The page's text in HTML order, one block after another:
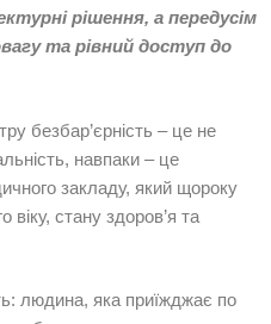
рішення, а передусім
та рівний доступ до
безбар’єрність – це не
навпаки – це
закладу, який щороку
віку, стану здоров’я та
людина, яка приїжджає по